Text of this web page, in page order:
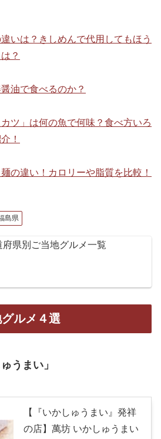
いは？きしめんで代用してもほう
？
油で食べるのか？
ツ」は何の魚で何味？食べ方いろ
！
の違い！カロリーや脂質を比較！
島県
府県別ご当地グルメ一覧
ルメ４選
うまい」
【『いかしゅうまい』発祥
の店】萬坊 いかしゅうまい